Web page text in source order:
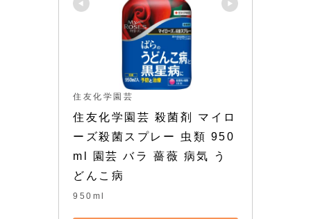
住友化学園芸
住友化学園芸 殺菌剤 マイロ
ーズ殺菌スプレー 虫類 950
ml 園芸 バラ 薔薇 病気 う
どんこ病
950ml